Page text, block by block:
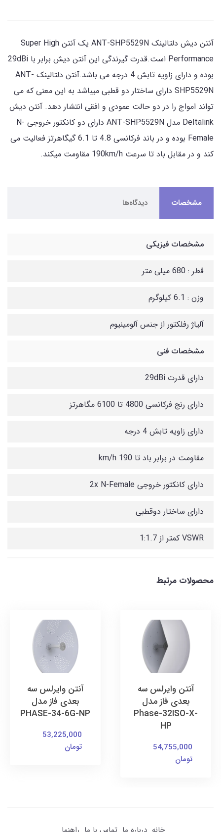
آنتن دیش دلتالینک ANT-SHP5529N یک آنتن Super High
Performance است.قدرت گیرندگی این آنتن دیش برابر با 29dBi
بوده و دارای زاویه تابش 4 درجه می باشد.آنتن دلتالینک ANT-
SHP5529N دارای ساختار دو قطبی میباشد به این معنی که می
تواند امواج را در دو حالت عمودی و افقی انتشار دهد. آنتن دیش
Deltalink مدل ANT-SHP5529N دارای دو کانکتور خروجی N-
Female بوده و در باند فرکانسی 4.8 تا 6.1 گیگاهرتز فعالیت می
کند و در مقابل باد تا سرعت 190km/h مقاومت میکند.
مشخصات دیدگاه‌ها
مشخصات فیزیکی
قطر : 680 میلی متر
وزن : 6.1 کیلوگرم
آلیاژ رفلکتور از جنس آلومینیوم
مشخصات فنی
دارای قدرت 29dBi
دارای رنج فرکانسی 4800 تا 6100 مگاهرتز
دارای زاویه تابش 4 درجه
مقاومت در برابر باد تا 190 km/h
دارای کانکتور خروجی 2x N-Female
دارای ساختار دوقطبی
VSWR کمتر از 1:1.7
محصولات مرتبط
آنتن وایرلس سه
بعدی فاز مدل
Phase-32ISO-X-
HP
54,755,000
تومان
آنتن وایرلس سه
بعدی فاز مدل
PHASE-34-6G-NP
53,225,000
تومان